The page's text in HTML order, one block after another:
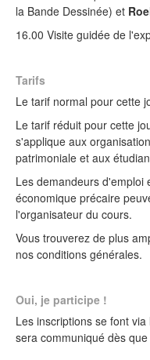
la Bande Dessinée) et
16.00 Visite guidée de
Tarifs
Le tarif normal pour cette
Le tarif réduit pour cette
s'applique aux
patrimoniale et aux
Les demandeurs d'emploi
économique précaire
l'organisateur du cours.
Vous trouverez de plus
nos conditions générales.
Oui, je participe !
Les inscriptions se font via
sera communiqué dès